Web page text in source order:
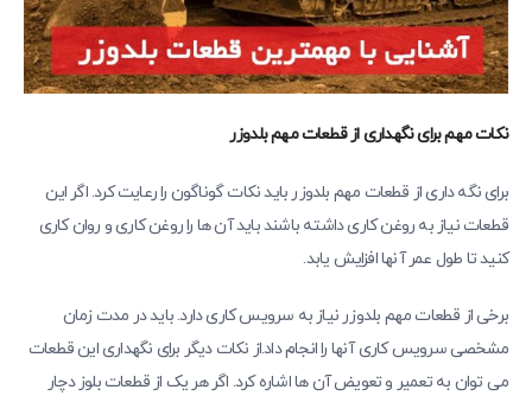
نکات مهم برای نگهداری از قطعات مهم بلدوزر
برای نگه داری از قطعات مهم بلدوزر باید نکات گوناگون را رعایت کرد. اگر این
قطعات نیاز به روغن کاری داشته باشند باید آن ها را روغن کاری و روان کاری
کنید تا طول عمر آنها افزایش یابد.
برخی از قطعات مهم بلدوزر نیاز به سرویس ‌کاری دارد. باید در مدت زمان
مشخصی سرویس ‌کاری آنها را انجام داد.از نکات دیگر برای نگهداری این قطعات
می‌ توان به تعمیر و تعویض آن‌ ها اشاره کرد. اگر هر یک از قطعات بلوز دچار